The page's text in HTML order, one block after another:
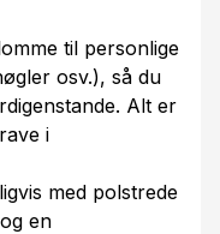
til personlige
osv.), så du
Alt er
i
med polstrede
en